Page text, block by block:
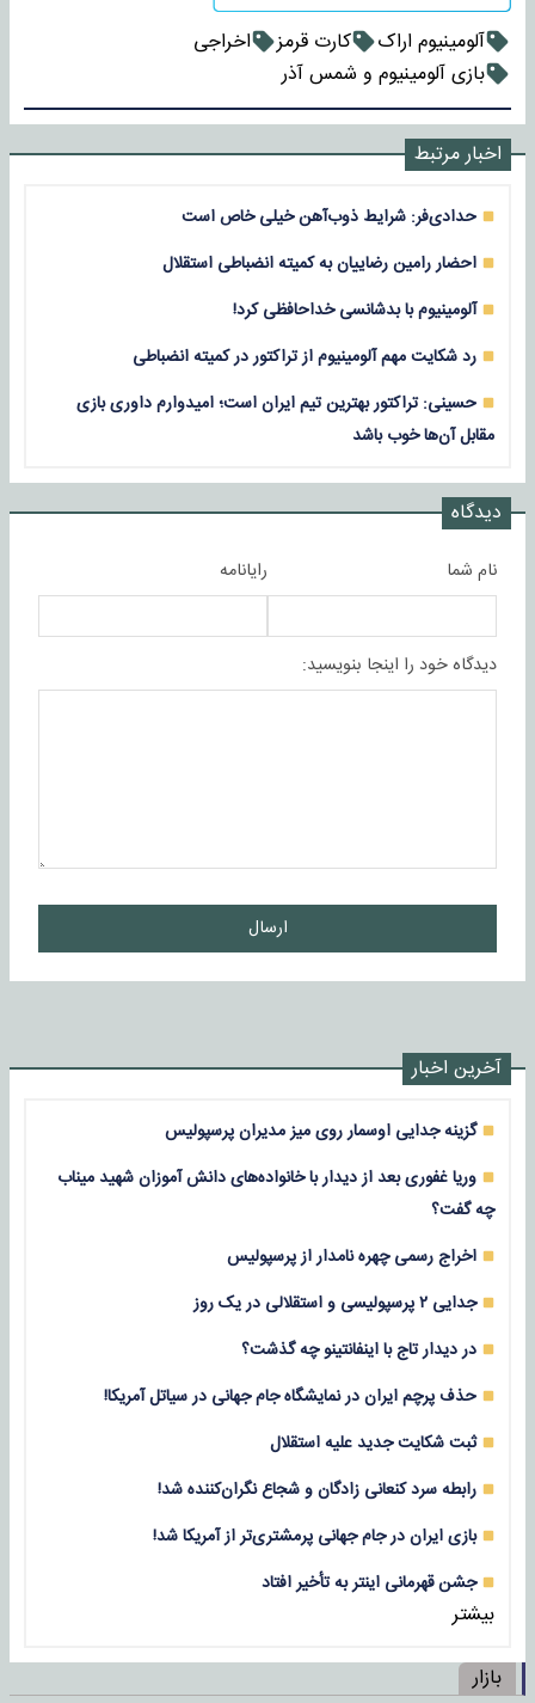
آلومینیوم اراک کارت قرمز
اخراجی
بازی آلومینیوم و شمس آذر
اخبار مرتبط
حدادی‌فر: شرایط ذوب‌آهن خیلی خاص است
احضار رامین رضاییان به کمیته انضباطی استقلال
آلومینیوم با بدشانسی خداحافظی کرد!
رد شکایت مهم آلومینیوم از تراکتور در کمیته انضباطی
حسینی: تراکتور بهترین تیم ایران است؛ امیدوارم داوری بازی
مقابل آن‌ها خوب باشد
دیدگاه
نام شما رایانامه
دیدگاه خود را اینجا بنویسید:
ارسال
آخرین اخبار
گزینه جدایی اوسمار روی میز مدیران پرسپولیس
وریا غفوری بعد از دیدار با خانواده‌های دانش آموزان شهید میناب
چه گفت؟
اخراج رسمی چهره نامدار از پرسپولیس
جدایی ۲ پرسپولیسی و استقلالی در یک روز
در دیدار تاج با اینفانتینو چه گذشت؟
حذف پرچم ایران در نمایشگاه جام جهانی در سیاتل آمریکا!
ثبت شکایت جدید علیه استقلال
رابطه سرد کنعانی زادگان و شجاع نگران‌کننده شد!
بازی‌ ایران در جام جهانی پرمشتری‌تر از آمریکا شد!
جشن قهرمانی اینتر به تأخیر افتاد
بیشتر
بازار